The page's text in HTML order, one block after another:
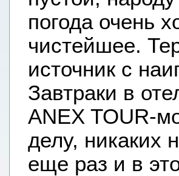
погода очень
чистейшее.
источник с
Завтраки в
ANEX TOUR-
делу, никаких
еще раз и в